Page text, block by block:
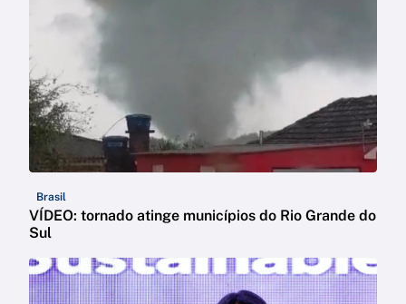
Brasil
VÍDEO: tornado atinge municípios do Rio Grande do
Sul